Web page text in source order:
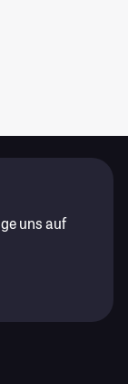
uns auf